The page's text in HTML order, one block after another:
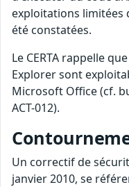
exploitations limitées
été constatées.
Le CERTA rappelle
Explorer sont
Microsoft Office (cf.
ACT-012).
Un correctif de
janvier 2010, se